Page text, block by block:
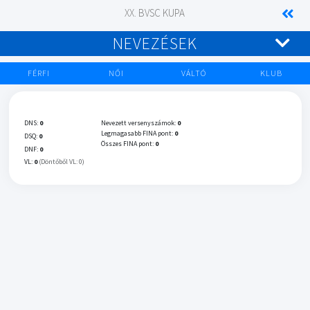
XX. BVSC KUPA
NEVEZÉSEK
FÉRFI NŐI VÁLTÓ KLUB
DNS: 0
DSQ: 0
DNF: 0
VL: 0 (Döntőből VL: 0)
Nevezett versenyszámok: 0
Legmagasabb FINA pont: 0
Összes FINA pont: 0